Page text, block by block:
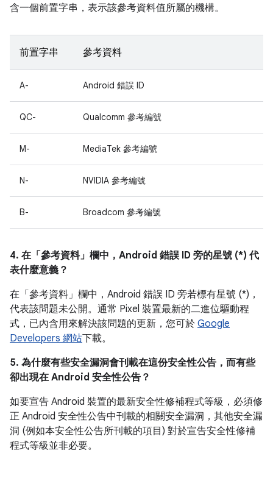
含一個前置字串，表示該參考資料值所屬的機構。
前置字串 參考資料
A- Android 錯誤 ID
QC- Qualcomm 參考編號
M- MediaTek 參考編號
N- NVIDIA 參考編號
B- Broadcom 參考編號
4. 在「參考資料」 欄中，Android 錯誤 ID 旁的星號 (*) 代
表什麼意義？
在「參考資料」欄中， Android 錯誤 ID 旁若標有星號 (*)，
代表該問題未公開。通常 Pixel 裝置最新的二進位驅動程
式，已內含用來解決該問題的更新，您可於 Google
Developers 網站下載。
5. 為什麼有些安全漏洞會刊載在這份安全性公告，而有些
卻出現在 Android 安全性公告？
如要宣告 Android 裝置的最新安全性修補程式等級，必須修
正 Android 安全性公告中刊載的相關安全漏洞，其他安全漏
洞 (例如本安全性公告所刊載的項目) 對於宣告安全性修補
程式等級並非必要。